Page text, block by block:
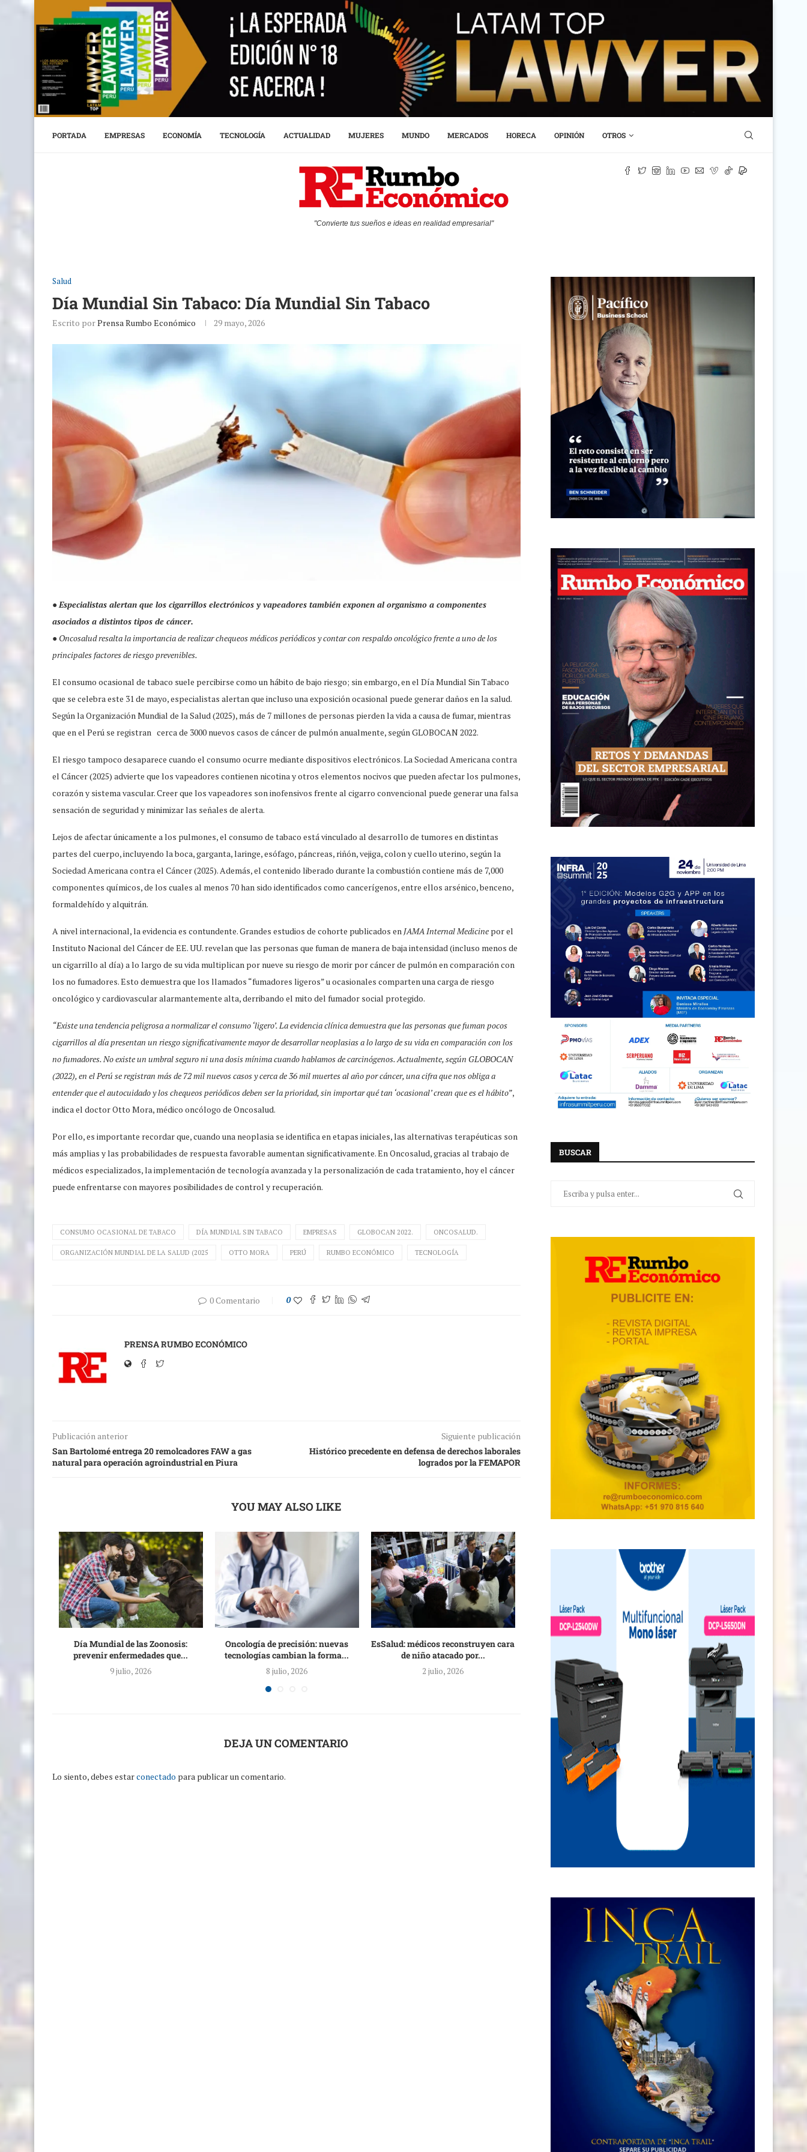
PORTADA EMPRESAS ECONOMÍA TECNOLOGÍA ACTUALIDAD MUJERES MUNDO MERCADOS HORECA OPINIÓN OTROS
"Convierte tus sueños e ideas en realidad empresarial"
Salud
Día Mundial Sin Tabaco: Día Mundial Sin Tabaco
Escrito porPrensa Rumbo Económico 29 mayo, 2026
●Especialistas alertan que los cigarrillos electrónicos y vapeadores también exponen al organismo a componentes
asociados a distintos tipos de cáncer.
● Oncosalud resalta la importancia de realizar chequeos médicos periódicos y contar con respaldo oncológico frente a uno de los
principales factores de riesgo prevenibles.
El consumo ocasional de tabaco suele percibirse como un hábito de bajo riesgo; sin embargo, en el Día Mundial Sin Tabaco
que se celebra este 31 de mayo, especialistas alertan que incluso una exposición ocasional puede generar daños en la salud.
Según la Organización Mundial de la Salud (2025), más de 7 millones de personas pierden la vida a causa de fumar, mientras
que en el Perú se registran cerca de 3000 nuevos casos de cáncer de pulmón anualmente, según GLOBOCAN 2022.
El riesgo tampoco desaparece cuando el consumo ocurre mediante dispositivos electrónicos. La Sociedad Americana contra
el Cáncer (2025) advierte que los vapeadores contienen nicotina y otros elementos nocivos que pueden afectar los pulmones,
corazón y sistema vascular. Creer que los vapeadores son inofensivos frente al cigarro convencional puede generar una falsa
sensación de seguridad y minimizar las señales de alerta.
Lejos de afectar únicamente a los pulmones, el consumo de tabaco está vinculado al desarrollo de tumores en distintas
partes del cuerpo, incluyendo la boca, garganta, laringe, esófago, páncreas, riñón, vejiga, colon y cuello uterino, según la
Sociedad Americana contra el Cáncer (2025). Además, el contenido liberado durante la combustión contiene más de 7,000
componentes químicos, de los cuales al menos 70 han sido identificados como cancerígenos, entre ellos arsénico, benceno,
formaldehído y alquitrán.
A nivel internacional, la evidencia es contundente. Grandes estudios de cohorte publicados en JAMA Internal Medicine por el
Instituto Nacional del Cáncer de EE. UU. revelan que las personas que fuman de manera de baja intensidad (incluso menos de
un cigarrillo al día) a lo largo de su vida multiplican por nueve su riesgo de morir por cáncer de pulmón en comparación con
los no fumadores. Esto demuestra que los llamados “fumadores ligeros” u ocasionales comparten una carga de riesgo
oncológico y cardiovascular alarmantemente alta, derribando el mito del fumador social protegido.
“Existe una tendencia peligrosa a normalizar el consumo ‘ligero’. La evidencia clínica demuestra que las personas que fuman pocos
cigarrillos al día presentan un riesgo significativamente mayor de desarrollar neoplasias a lo largo de su vida en comparación con los
no fumadores. No existe un umbral seguro ni una dosis mínima cuando hablamos de carcinógenos. Actualmente, según GLOBOCAN
(2022), en el Perú se registran más de 72 mil nuevos casos y cerca de 36 mil muertes al año por cáncer, una cifra que nos obliga a
entender que el autocuidado y los chequeos periódicos deben ser la prioridad, sin importar qué tan ‘ocasional’ crean que es el hábito”,
indica el doctor Otto Mora, médico oncólogo de Oncosalud.
Por ello, es importante recordar que, cuando una neoplasia se identifica en etapas iniciales, las alternativas terapéuticas son
más amplias y las probabilidades de respuesta favorable aumentan significativamente. En Oncosalud, gracias al trabajo de
médicos especializados, la implementación de tecnología avanzada y la personalización de cada tratamiento, hoy el cáncer
puede enfrentarse con mayores posibilidades de control y recuperación.
CONSUMO OCASIONAL DE TABACO DÍA MUNDIAL SIN TABACO EMPRESAS GLOBOCAN 2022. ONCOSALUD.
ORGANIZACIÓN MUNDIAL DE LA SALUD (2025 OTTO MORA PERÚ RUMBO ECONÓMICO TECNOLOGÍA
0 Comentario 0
PRENSA RUMBO ECONÓMICO
Publicación anterior
San Bartolomé entrega 20 remolcadores FAW a gas
natural para operación agroindustrial en Piura
Siguiente publicación
Histórico precedente en defensa de derechos laborales
logrados por la FEMAPOR
YOU MAY ALSO LIKE
Día Mundial de las Zoonosis:
prevenir enfermedades que...
9 julio, 2026
Oncología de precisión: nuevas
tecnologías cambian la forma...
8 julio, 2026
EsSalud: médicos reconstruyen cara
de niño atacado por...
2 julio, 2026 1 julio, 2026
El peligro de exigirle un
extremo al...
30 junio, 2026
DEJA UN COMENTARIO
Lo siento, debes estarconectado para publicar un comentario.
BUSCAR